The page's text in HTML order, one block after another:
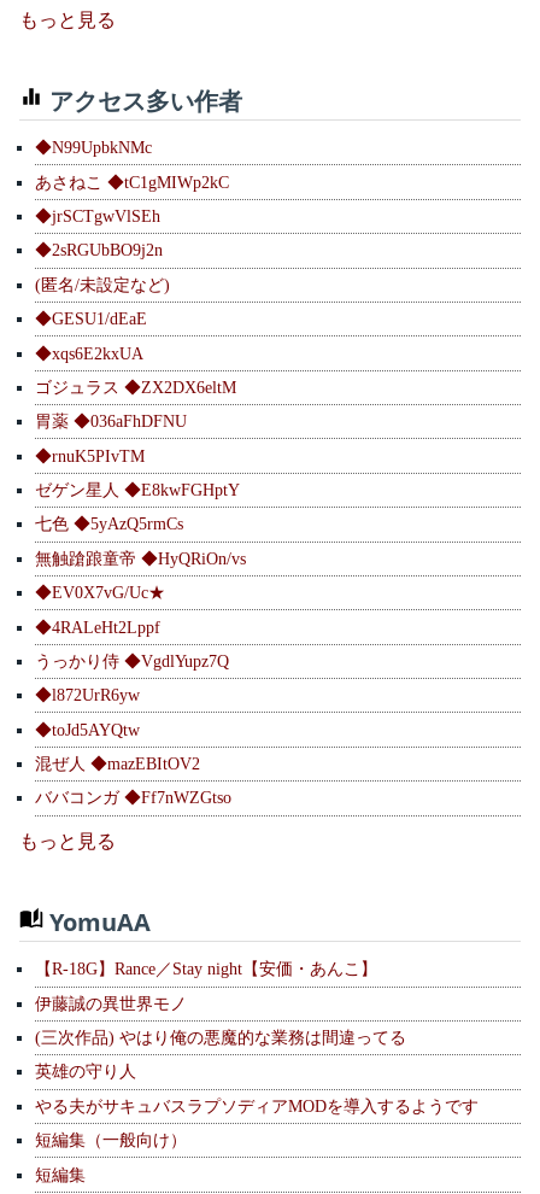
もっと見る
アクセス多い作者
◆N99UpbkNMc
あさねこ ◆tC1gMIWp2kC
◆jrSCTgwVlSEh
◆2sRGUbBO9j2n
(匿名/未設定など)
◆GESU1/dEaE
◆xqs6E2kxUA
ゴジュラス ◆ZX2DX6eltM
胃薬 ◆036aFhDFNU
◆rnuK5PIvTM
ゼゲン星人 ◆E8kwFGHptY
七色 ◆5yAzQ5rmCs
無触蹌踉童帝 ◆HyQRiOn/vs
◆EV0X7vG/Uc★
◆4RALeHt2Lppf
うっかり侍 ◆VgdlYupz7Q
◆l872UrR6yw
◆toJd5AYQtw
混ぜ人 ◆mazEBItOV2
ババコンガ ◆Ff7nWZGtso
もっと見る
YomuAA
【R-18G】Rance／Stay night【安価・あんこ】
伊藤誠の異世界モノ
(三次作品) やはり俺の悪魔的な業務は間違ってる
英雄の守り人
やる夫がサキュバスラプソディアMODを導入するようです
短編集（一般向け）
短編集